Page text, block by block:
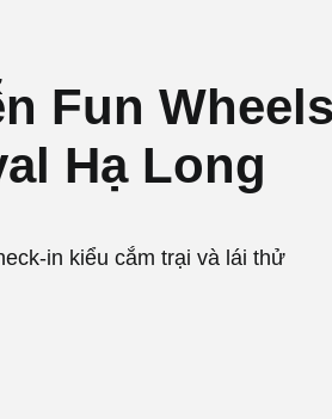
Fun
Hạ Long
in kiểu cắm trại và lái thử